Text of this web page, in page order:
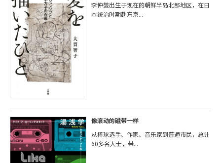
李仲燮出生于现在的朝鲜半岛北部地区，在日
本统治时期赴东京...
像滚动的磁带一样
从棒球选手、作家、音乐家到普通市民，总计
60多名人士，带...